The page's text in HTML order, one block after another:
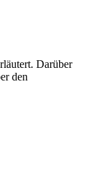
Darüber
den